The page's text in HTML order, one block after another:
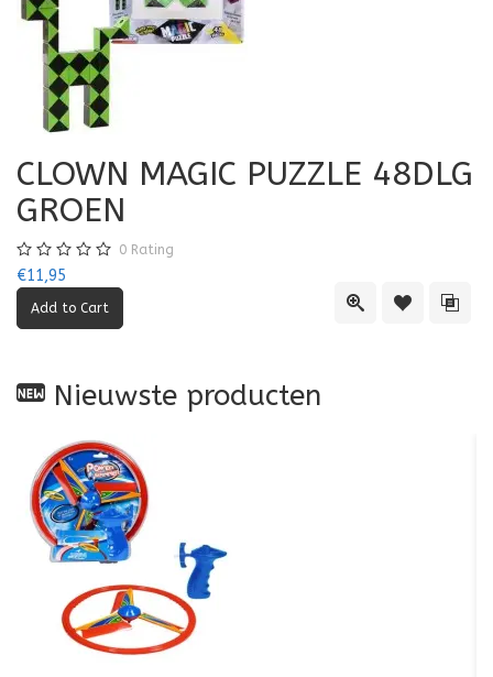
Quick ViewAdd to Add
CLOWN MAGIC PUZZLE 48DLG
GROEN
0 Rating
€11,95
Nieuwste producten